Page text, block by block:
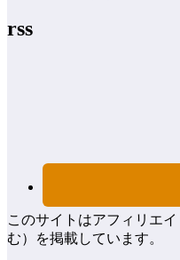
rss
このサイトはアフィリエ
む）を掲載しています。